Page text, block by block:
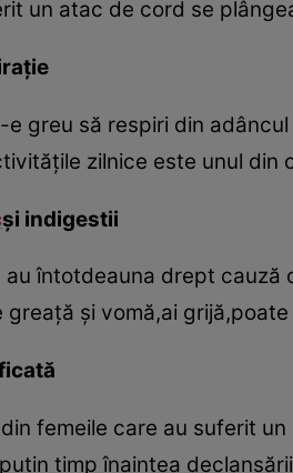
un atac de cord se
greu să respiri din
zilnice este unul din
şi indigestii
au întotdeauna drept
şi vomă,ai
femeile care au suferit
timp înaintea